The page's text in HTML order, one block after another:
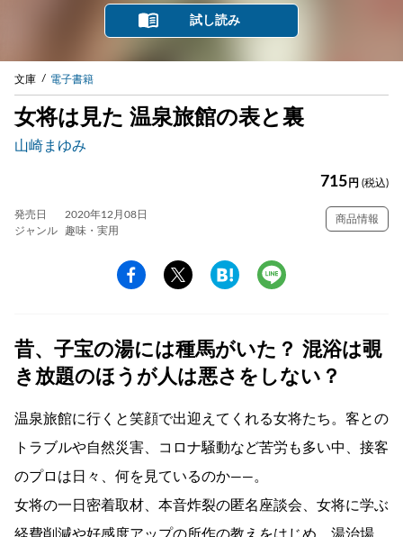
試し読み
文庫 電子書籍
女将は見た 温泉旅館の表と裏
山崎まゆみ
715 円 (税込)
発売日
2020年12月08日
ジャンル
趣味・実用
商品情報
昔、子宝の湯には種馬がいた？ 混浴は覗
き放題のほうが人は悪さをしない？
温泉旅館に行くと笑顔で出迎えてくれる女将たち。客との
トラブルや自然災害、コロナ騒動など苦労も多い中、接客
のプロは日々、何を見ているのか――。
女将の一日密着取材、本音炸裂の匿名座談会、女将に学ぶ